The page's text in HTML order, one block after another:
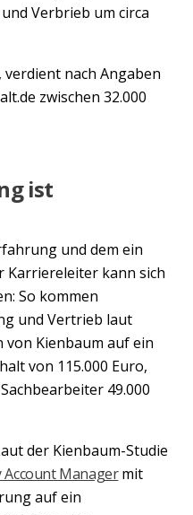
Verbrieb um circa
nach Angaben
zwischen 32.000
ist
und dem ein
Karriereleiter kann sich
So kommen
und Vertrieb laut
Kienbaum auf ein
von 115.000 Euro,
49.000
der Kienbaum-Studie
Account Managermit
auf ein